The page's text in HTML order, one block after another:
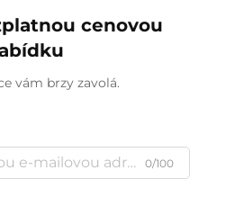
cenovou
vám brzy zavolá.
0/100